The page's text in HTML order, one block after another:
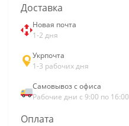
Доставка
Новая почта
1-2 дня
Укрпочта
1-3 рабочих дня
Самовывоз с офиса
Рабочие дни с 9:00 по 16:00
Оплата